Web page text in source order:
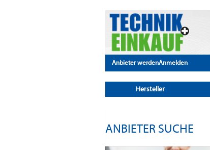
Anbieter werdenAnmelden
Hersteller
ANBIETER SUCHE